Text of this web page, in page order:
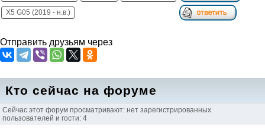
X5 G05 (2019 - н.в.)
Отправить друзьям через
Кто сейчас на форуме
Сейчас этот форум просматривают: нет зарегистрированных
пользователей и гости: 4